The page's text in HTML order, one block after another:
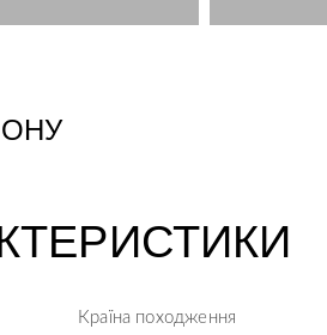
Країна походження